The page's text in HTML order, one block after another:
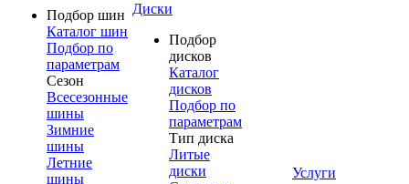
Подбор шин
Каталог шин
Подбор по
параметрам
Сезон
Всесезонные
шины
Зимние
шины
Летние
шины
Диски
Подбор
дисков
Каталог
дисков
Подбор по
параметрам
Тип диска
Литые
диски
Услуги